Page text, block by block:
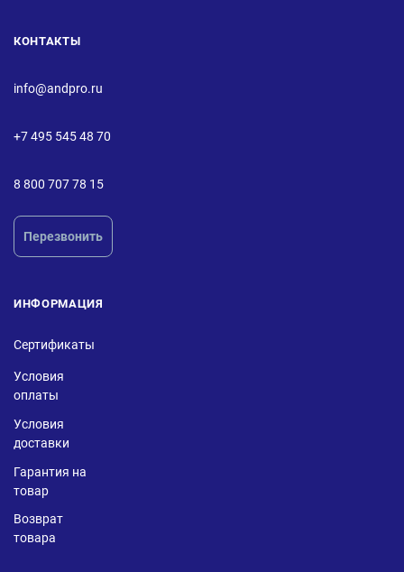
КОНТАКТЫ
info@andpro.ru
+7 495 545 48 70
8 800 707 78 15
Перезвонить
ИНФОРМАЦИЯ
Сертификаты
Условия
оплаты
Условия
доставки
Гарантия на
товар
Возврат
товара